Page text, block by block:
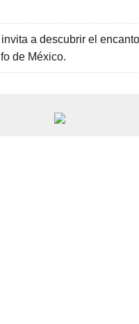
a descubrir el
de México.